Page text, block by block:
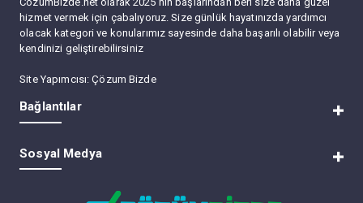
hizmet vermek için çabalıyoruz. Size günlük hayatınızda yardımcı
olacak kategori ve konularımız sayesinde daha başarılı olabilir veya
kendinizi geliştirebilirsiniz
Site Yapımcısı:Çözum Bizde
Bağlantılar
Lite (Arşiv) Modu
Sosyal Medya